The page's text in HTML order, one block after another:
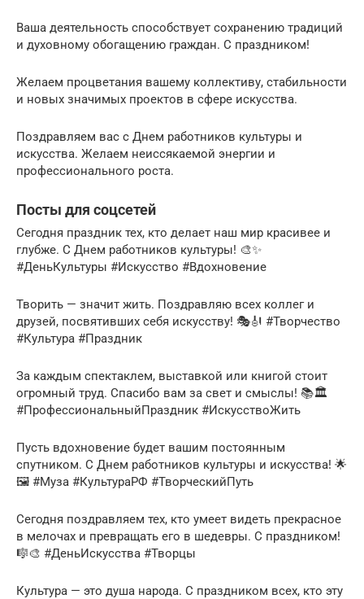
Ваша деятельность способствует сохранению традиций
и духовному обогащению граждан. С праздником!
Желаем процветания вашему коллективу, стабильности
и новых значимых проектов в сфере искусства.
Поздравляем вас с Днем работников культуры и
искусства. Желаем неиссякаемой энергии и
профессионального роста.
Посты для соцсетей
Сегодня праздник тех, кто делает наш мир красивее и
глубже. С Днем работников культуры! 🎨✨
#ДеньКультуры #Искусство #Вдохновение
Творить — значит жить. Поздравляю всех коллег и
друзей, посвятивших себя искусству! 🎭🎻 #Творчество
#Культура #Праздник
За каждым спектаклем, выставкой или книгой стоит
огромный труд. Спасибо вам за свет и смыслы! 📚🏛️
#ПрофессиональныйПраздник #ИскусствоЖить
Пусть вдохновение будет вашим постоянным
спутником. С Днем работников культуры и искусства! 🌟
🖼️ #Муза #КультураРФ #ТворческийПуть
Сегодня поздравляем тех, кто умеет видеть прекрасное
в мелочах и превращать его в шедевры. С праздником!
🎼🎨 #ДеньИскусства #Творцы
Культура — это душа народа. С праздником всех, кто эту